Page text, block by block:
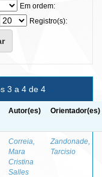
Em ordem:
Registro(s):
3 a 4 de 4
Autor(es) Orientador(es)
Correia,
Mara
Cristina
Salles
Zandonade,
Tarcisio